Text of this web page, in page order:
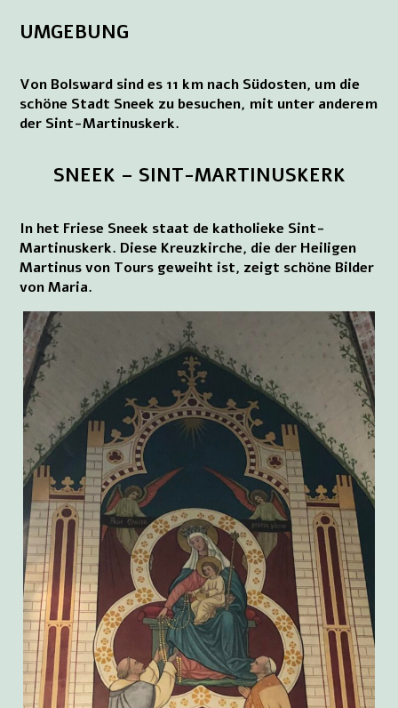
UMGEBUNG
Von Bolsward sind es 11 km nach Südosten, um die
schöne Stadt Sneek zu besuchen, mit unter anderem
der Sint-Martinuskerk.
SNEEK – SINT-MARTINUSKERK
In het Friese Sneek staat de katholieke Sint-
Martinuskerk. Diese Kreuzkirche, die der Heiligen
Martinus von Tours geweiht ist, zeigt schöne Bilder
von Maria.